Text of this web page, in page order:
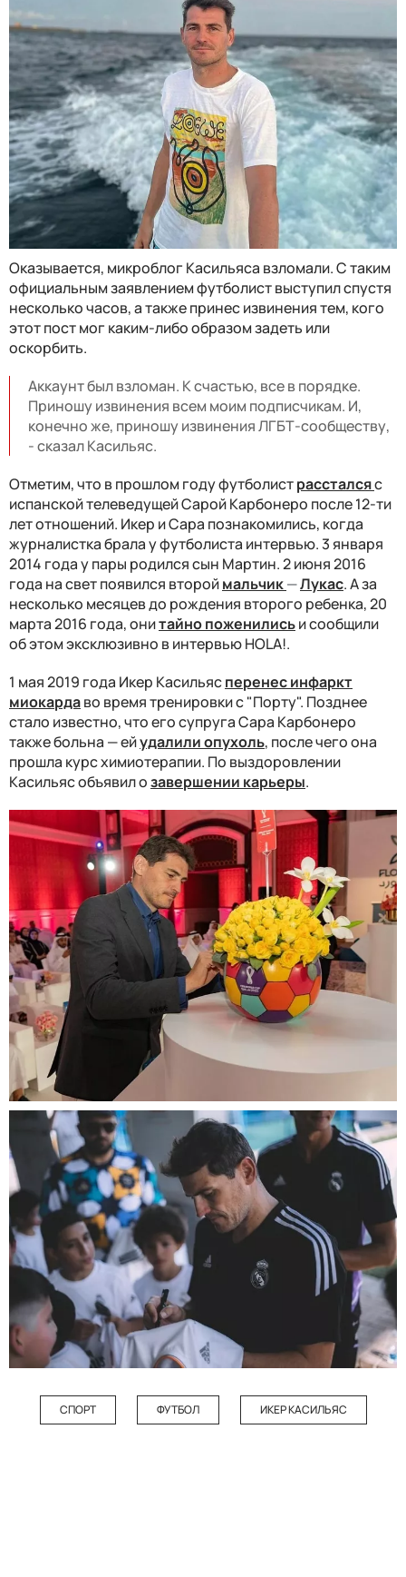
Оказывается, микроблог Касильяса взломали. С таким
официальным заявлением футболист выступил спустя
несколько часов, а также принес извинения тем, кого
этот пост мог каким-либо образом задеть или
оскорбить.
Аккаунт был взломан. К счастью, все в порядке.
Приношу извинения всем моим подписчикам. И,
конечно же, приношу извинения ЛГБТ-сообществу,
- сказал Касильяс.
Отметим, что в прошлом году футболистрассталсяс
испанской телеведущей Сарой Карбонеро после 12-ти
лет отношений. Икер и Сара познакомились, когда
журналистка брала у футболиста интервью. 3 января
2014 года у пары родился сын Мартин. 2 июня 2016
года на свет появился второймальчик—Лукас. А за
несколько месяцев до рождения второго ребенка, 20
марта 2016 года, онитайно поженилисьи сообщили
об этом эксклюзивно в интервью HOLA!.
1 мая 2019 года Икер Касильясперенес инфаркт
миокардаво время тренировки с "Порту". Позднее
стало известно, что его супруга Сара Карбонеро
также больна — ейудалили опухоль, после чего она
прошла курс химиотерапии. По выздоровлении
Касильяс объявил озавершении карьеры.
СПОРТ ФУТБОЛ ИКЕР КАСИЛЬЯС